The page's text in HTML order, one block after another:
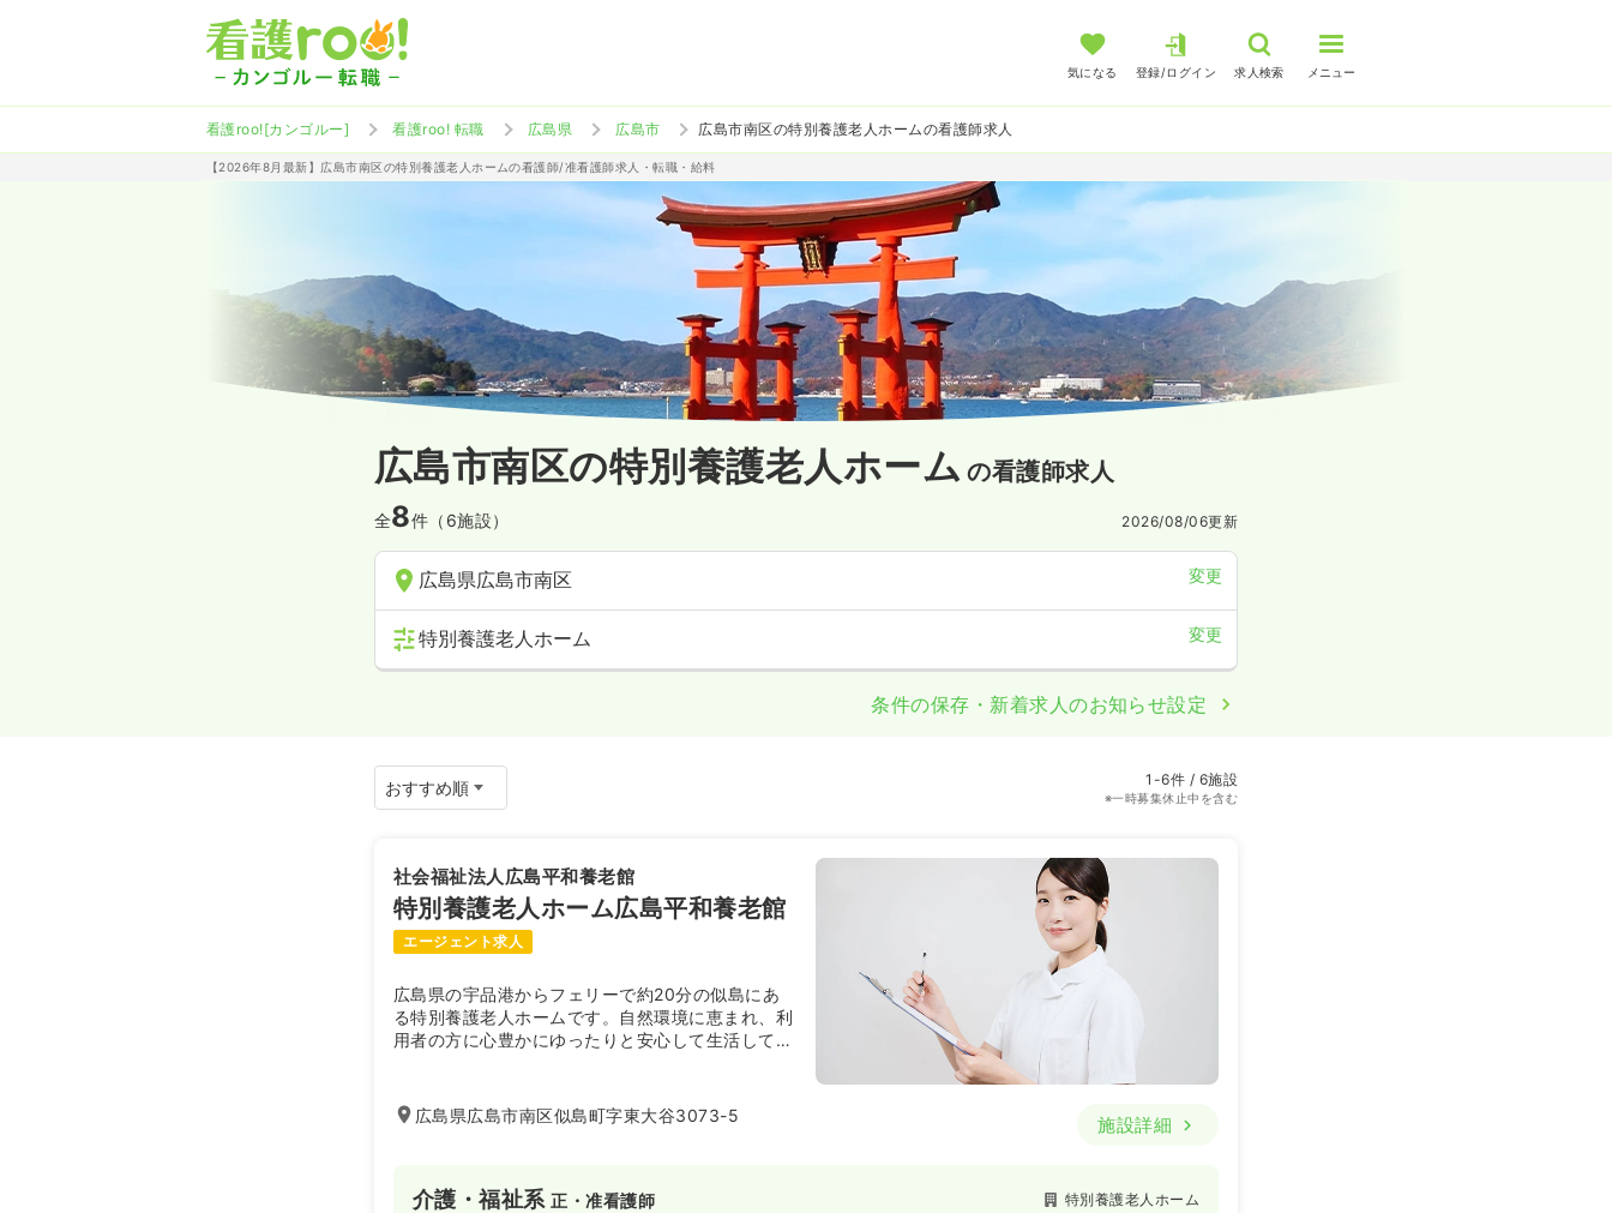
気になる 登録/ログイン 求人検索 メニュー
看護roo![カンゴルー] 看護roo! 転職 広島県 広島市 広島市南区の特別養護老人ホームの看護師求人
【2026年8月最新】広島市南区の特別養護老人ホームの看護師/准看護師求人・転職・給料
広島市南区の特別養護老人ホーム の看護師求人
全8件（6施設） 2026/08/06更新
広島県広島市南区 変更
特別養護老人ホーム 変更
条件の保存・新着求人のお知らせ設定
1-6件 / 6施設
※一時募集休止中を含む
社会福祉法人広島平和養老館
特別養護老人ホーム広島平和養老館
エージェント求人
広島県の宇品港からフェリーで約20分の似島にあ
る特別養護老人ホームです。自然環境に恵まれ、利
用者の方に心豊かにゆったりと安心して生活してい
広島県広島市南区似島町字東大谷3073-5
施設詳細
介護・福祉系正・准看護師 特別養護老人ホーム